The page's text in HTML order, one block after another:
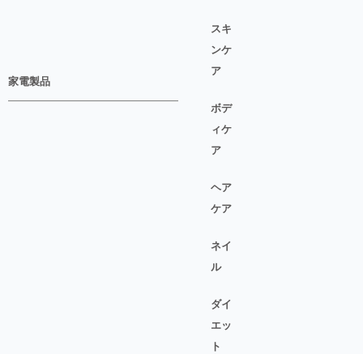
家電製品
スキ
ンケ
ア
ボデ
ィケ
ア
ヘア
ケア
ネイ
ル
ダイ
エッ
ト